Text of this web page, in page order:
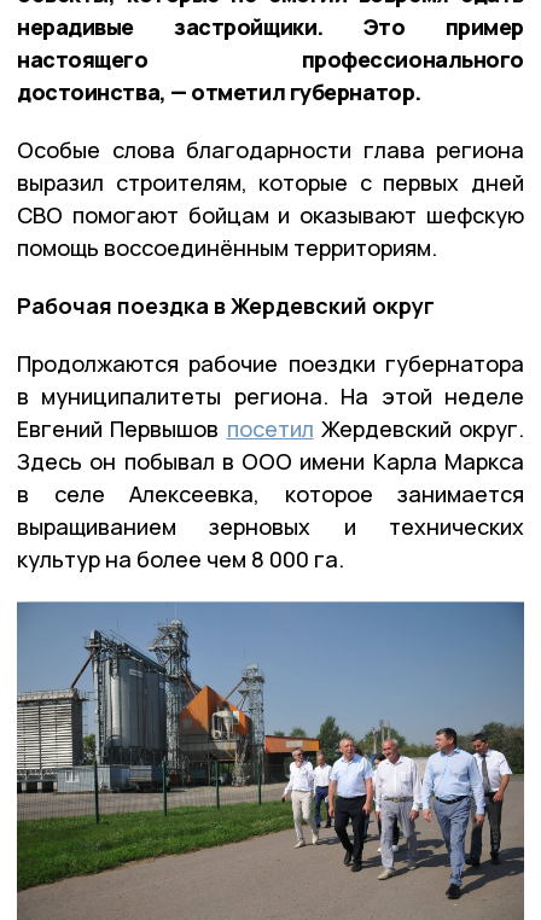
нерадивые застройщики. Это пример
настоящего профессионального
достоинства, — отметил губернатор.
Особые слова благодарности глава региона
выразил строителям, которые с первых дней
СВО помогают бойцам и оказывают шефскую
помощь воссоединённым территориям.
Рабочая поездка в Жердевский округ
Продолжаются рабочие поездки губернатора
в муниципалитеты региона. На этой неделе
Евгений Первышов посетил Жердевский округ.
Здесь он побывал в ООО имени Карла Маркса
в селе Алексеевка, которое занимается
выращиванием зерновых и технических
культур на более чем 8 000 га.